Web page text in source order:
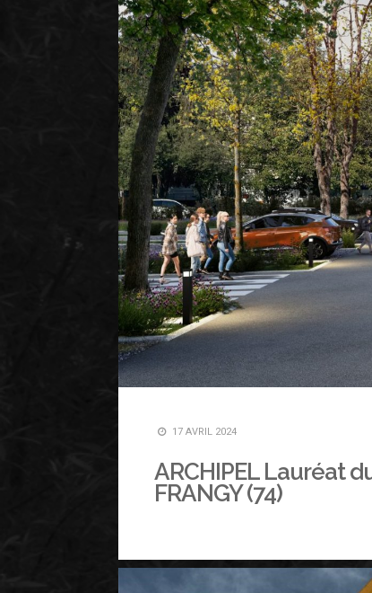
17 AVRIL 2024
ARCHIPEL Lauréat
FRANGY (74)